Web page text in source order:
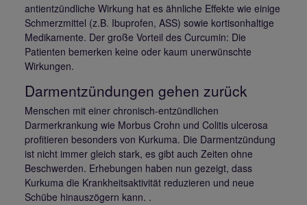
antientzündliche Wirkung hat es ähnliche Effekte wie einige
Schmerzmittel (z.B. Ibuprofen, ASS) sowie kortisonhaltige
Medikamente. Der große Vorteil des Curcumin: Die
Patienten bemerken keine oder kaum unerwünschte
Wirkungen.
Darmentzündungen gehen zurück
Menschen mit einer chronisch-entzündlichen
Darmerkrankung wie Morbus Crohn und Colitis ulcerosa
profitieren besonders von Kurkuma. Die Darmentzündung
ist nicht immer gleich stark, es gibt auch Zeiten ohne
Beschwerden. Erhebungen haben nun gezeigt, dass
Kurkuma die Krankheitsaktivität reduzieren und neue
Schübe hinauszögern kann. .